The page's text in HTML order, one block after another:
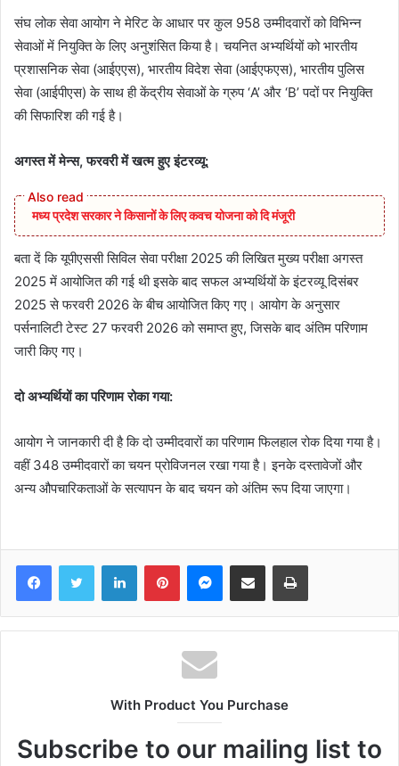
संघ लोक सेवा आयोग ने मेरिट के आधार पर कुल 958 उम्मीदवारों को विभिन्न
सेवाओं में नियुक्ति के लिए अनुशंसित किया है। चयनित अभ्यर्थियों को भारतीय
प्रशासनिक सेवा (आईएएस), भारतीय विदेश सेवा (आईएफएस), भारतीय पुलिस
सेवा (आईपीएस) के साथ ही केंद्रीय सेवाओं के ग्रुप ‘A’ और ‘B’ पदों पर नियुक्ति
की सिफारिश की गई है।
अगस्त में मेन्स, फरवरी में खत्म हुए इंटरव्यू:
मध्य प्रदेश सरकार ने किसानों के लिए कवच योजना को दि मंजूरी
बता दें कि यूपीएससी सिविल सेवा परीक्षा 2025 की लिखित मुख्य परीक्षा अगस्त
2025 में आयोजित की गई थी इसके बाद सफल अभ्यर्थियों के इंटरव्यू दिसंबर
2025 से फरवरी 2026 के बीच आयोजित किए गए। आयोग के अनुसार
पर्सनालिटी टेस्ट 27 फरवरी 2026 को समाप्त हुए, जिसके बाद अंतिम परिणाम
जारी किए गए।
दो अभ्यर्थियों का परिणाम रोका गया:
आयोग ने जानकारी दी है कि दो उम्मीदवारों का परिणाम फिलहाल रोक दिया गया है।
वहीं 348 उम्मीदवारों का चयन प्रोविजनल रखा गया है। इनके दस्तावेजों और
अन्य औपचारिकताओं के सत्यापन के बाद चयन को अंतिम रूप दिया जाएगा।
FacebookTwitter LinkedInPinterestMessenger
Share via Email Print
With Product You Purchase
Subscribe to our mailing list to